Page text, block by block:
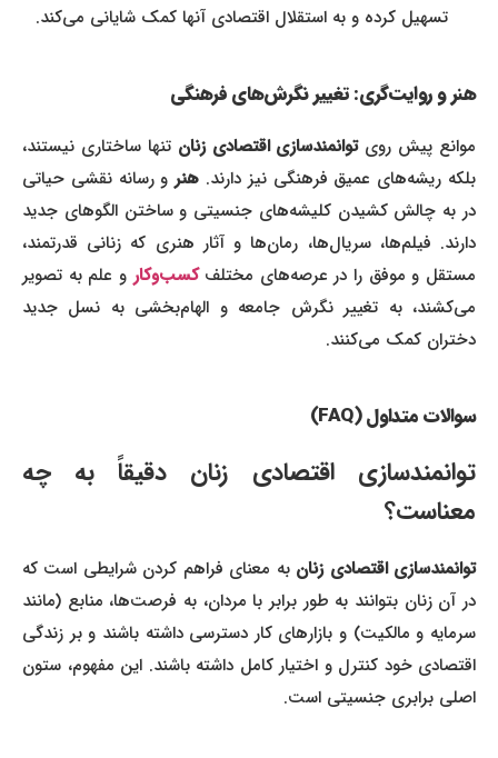
تسهیل کرده و به استقلال اقتصادی آنها کمک شایانی می‌کند.
هنر و روایت‌گری: تغییر نگرش‌های فرهنگی
موانع پیش رویتوانمندسازی اقتصادی زنان تنها ساختاری نیستند،
بلکه ریشه‌های عمیق فرهنگی نیز دارند. هنرو رسانه نقشی حیاتی
در به چالش کشیدن کلیشه‌های جنسیتی و ساختن الگوهای جدید
دارند. فیلم‌ها، سریال‌ها، رمان‌ها و آثار هنری که زنانی قدرتمند،
مستقل و موفق را در عرصه‌های مختلفکسب‌وکار و علم به تصویر
می‌کشند، به تغییر نگرش جامعه و الهام‌بخشی به نسل جدید
دختران کمک می‌کنند.
سوالات متداول (FAQ)
توانمندسازی اقتصادی زنان دقیقاً به چه
معناست؟
توانمندسازی اقتصادی زنان به معنای فراهم کردن شرایطی است که
در آن زنان بتوانند به طور برابر با مردان، به فرصت‌ها، منابع (مانند
سرمایه و مالکیت) و بازارهای کار دسترسی داشته باشند و بر زندگی
اقتصادی خود کنترل و اختیار کامل داشته باشند. این مفهوم، ستون
اصلی برابری جنسیتی است.